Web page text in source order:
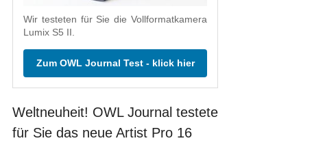
Wir testeten für Sie die Vollformatkamera
Lumix S5 II.
Zum OWL Journal Test - klick hier
Weltneuheit! OWL Journal testete
für Sie das neue Artist Pro 16